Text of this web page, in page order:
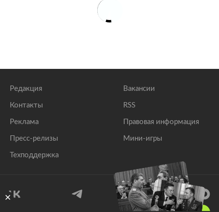
Редакция
Контакты
Реклама
Пресс-релизы
Техподдержка
Вакансии
RSS
Правовая информация
Мини-игры